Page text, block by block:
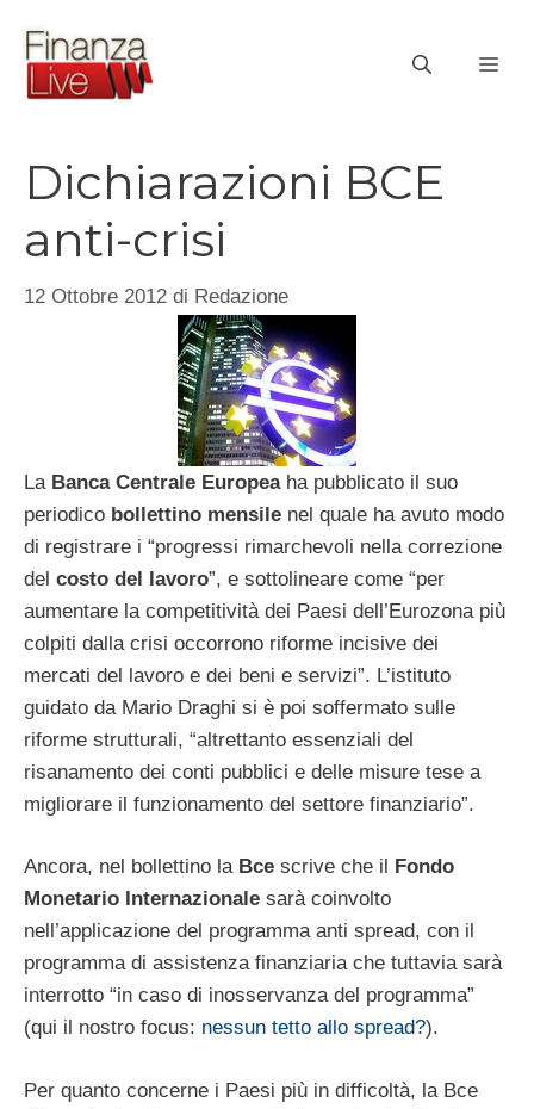
contenuto
Dichiarazioni BCE
anti-crisi
12 Ottobre 2012 di Redazione
La Banca Centrale Europeaha pubblicato il suo
periodico bollettino mensile nel quale ha avuto modo
di registrare i “progressi rimarchevoli nella correzione
del costo del lavoro”, e sottolineare come “per
aumentare la competitività dei Paesi dell’Eurozona più
colpiti dalla crisi occorrono riforme incisive dei
mercati del lavoro e dei beni e servizi”. L’istituto
guidato da Mario Draghi si è poi soffermato sulle
riforme strutturali, “altrettanto essenziali del
risanamento dei conti pubblici e delle misure tese a
migliorare il funzionamento del settore finanziario”.
Ancora, nel bollettino la Bce scrive che il
Fondo
Monetario Internazionale sarà coinvolto
nell’applicazione del programma anti spread, con il
programma di assistenza finanziaria che tuttavia sarà
interrotto “in caso di inosservanza del programma”
(qui il nostro focus: nessun tetto allo spread?).
Per quanto concerne i Paesi più in difficoltà, la Bce